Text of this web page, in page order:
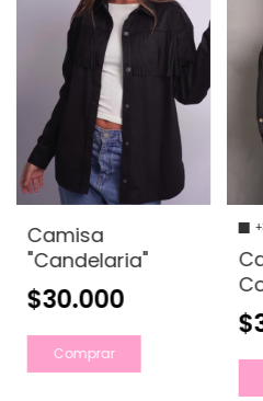
Camisa
"Candelaria"
$30.000
Comprar